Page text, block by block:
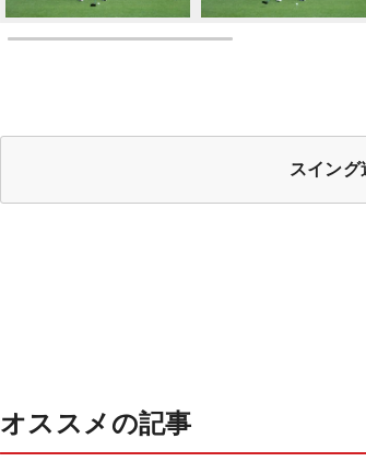
スイン
オススメの記事